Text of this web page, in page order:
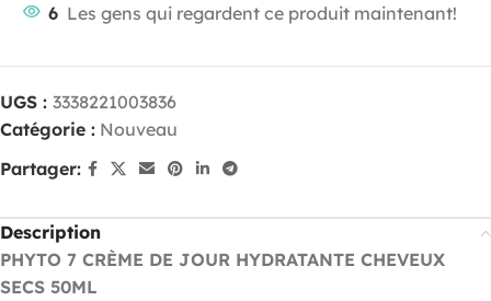
6 Les gens qui regardent ce produit maintenant!
UGS : 3338221003836
Catégorie : Nouveau
Partager:
Description
PHYTO 7 CRÈME DE JOUR HYDRATANTE CHEVEUX
SECS 50ML